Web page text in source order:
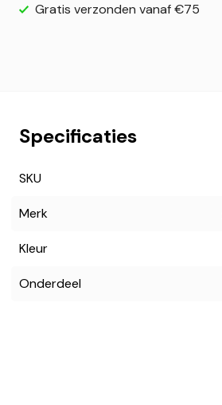
Gratis verzonden vanaf €75
Specificaties
SKU
Merk
Kleur
Onderdeel